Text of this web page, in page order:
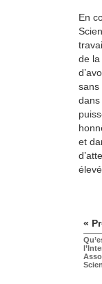
En
de la
sans
dans
et
«